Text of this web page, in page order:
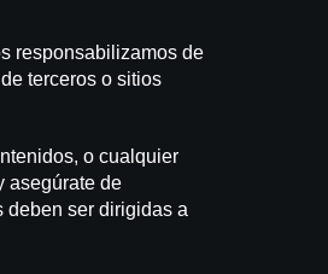
responsabilizamos de
terceros o sitios
o cualquier
asegúrate de
deben ser dirigidas a